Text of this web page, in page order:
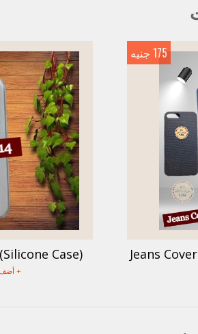
Jeans
175 جنيه
Case)
+ أضف